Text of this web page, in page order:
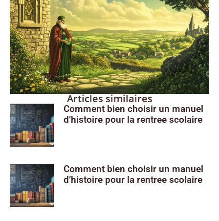
Articles similaires
Comment bien choisir un manuel
d’histoire pour la rentree scolaire
Comment bien choisir un manuel
d’histoire pour la rentree scolaire